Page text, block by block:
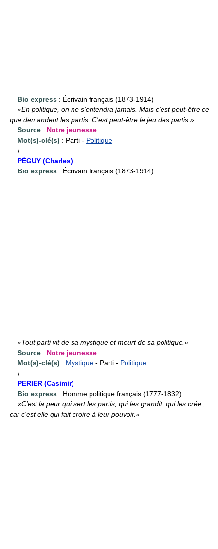
Bio express : Écrivain français (1873-1914)
«En politique, on ne s'entendra jamais. Mais c'est peut-être ce
que demandent les partis. C'est peut-être le jeu des partis.»
Source : Notre jeunesse
Mot(s)-clé(s) : Parti - Politique
\
PÉGUY (Charles)
Bio express : Écrivain français (1873-1914)
«Tout parti vit de sa mystique et meurt de sa politique.»
Source : Notre jeunesse
Mot(s)-clé(s) : Mystique - Parti - Politique
\
PÉRIER (Casimir)
Bio express : Homme politique français (1777-1832)
«C'est la peur qui sert les partis, qui les grandit, qui les crée ;
car c'est elle qui fait croire à leur pouvoir.»